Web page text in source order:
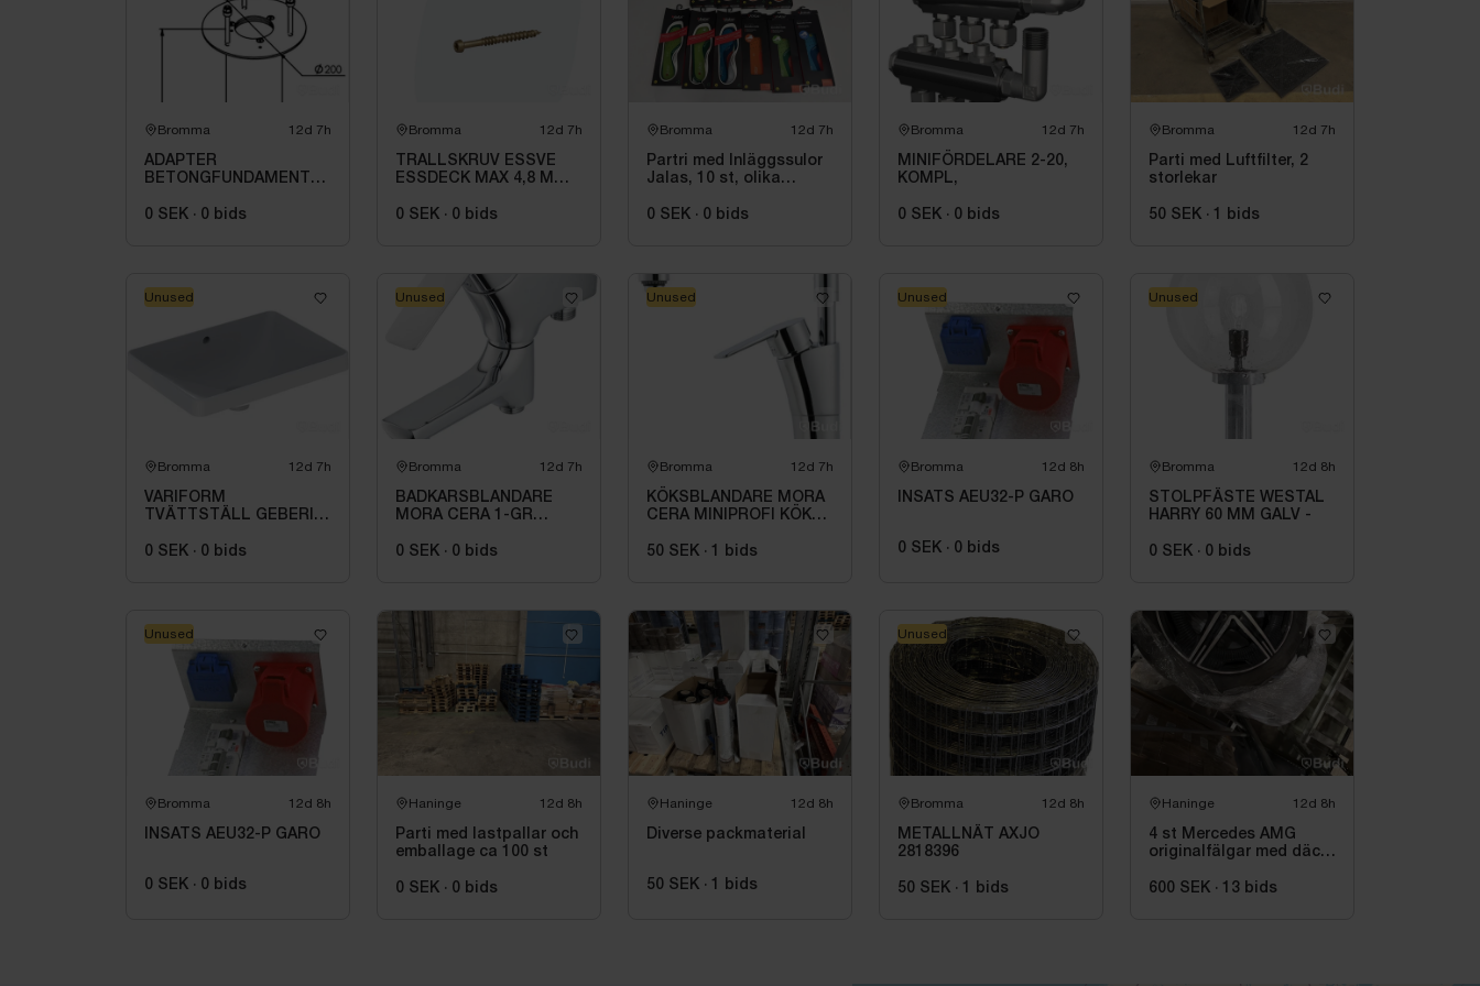
Bromma 12d 7h
ADAPTER
BETONGFUNDAMENT
0 SEK · 0 bids
Bromma 12d 7h
TRALLSKRUV ESSVE
ESSDECK MAX 4,8 MM
0 SEK · 0 bids
Bromma 12d 7h
Partri med Inläggssulor
Jalas, 10 st, olika
0 SEK · 0 bids
Bromma 12d 7h
MINIFÖRDELARE 2-20,
KOMPL,
0 SEK · 0 bids
Bromma 12d 7h
Parti med Luftfilter, 2
storlekar
50 SEK · 1 bids
Bromma 12d 7h
VARIFORM
TVÄTTSTÄLL GEBERIT,
B=55.T=40.VIT\/KT
0 SEK · 0 bids
Unused
Bromma 12d 7h
BADKARSBLANDARE
MORA CERA 1-GR
OMK.PIP. ANSL NED.
0 SEK · 0 bids
Unused
Bromma 12d 7h
KÖKSBLANDARE MORA
CERA MINIPROFI KÖKS
242301
50 SEK · 1 bids
Unused
Bromma 12d 8h
INSATS AEU32-P GARO
0 SEK · 0 bids
Unused
Bromma 12d 8h
STOLPFÄSTE WESTAL
HARRY 60 MM GALV -
0 SEK · 0 bids
Unused
Bromma 12d 8h
INSATS AEU32-P GARO
0 SEK · 0 bids
Unused
Haninge 12d 8h
Parti med lastpallar och
emballage ca 100 st
0 SEK · 0 bids
Haninge 12d 8h
Diverse packmaterial
50 SEK · 1 bids
Bromma 12d 8h
METALLNÄT AXJO
2818396
50 SEK · 1 bids
Unused
Haninge 12d 8h
4 st Mercedes AMG
originalfälgar med däck
600 SEK · 13 bids